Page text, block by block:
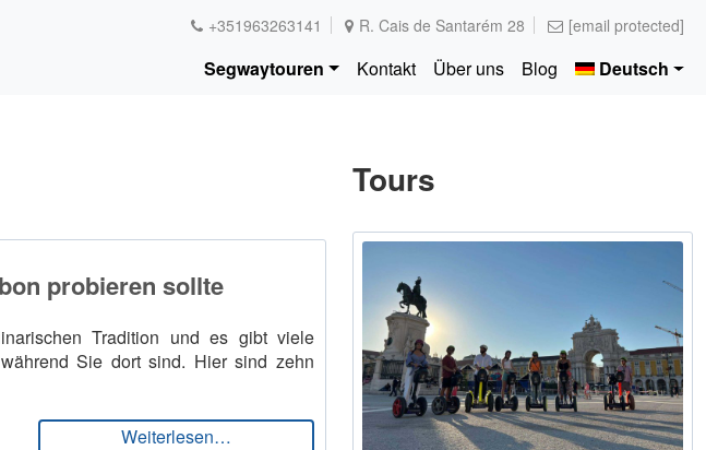
+351963263141 R. Cais de Santarém 28 [email protected]
Segwaytouren Kontakt Über uns Blog Deutsch
probieren sollte
Tradition und es gibt viele
Sie dort sind. Hier sind zehn
Weiterlesen… from 10 Lebensmittel, die man in Lissabon probieren sollte
Tours